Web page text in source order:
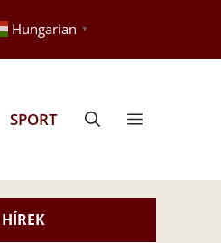
Hungarian ▼
SPORT